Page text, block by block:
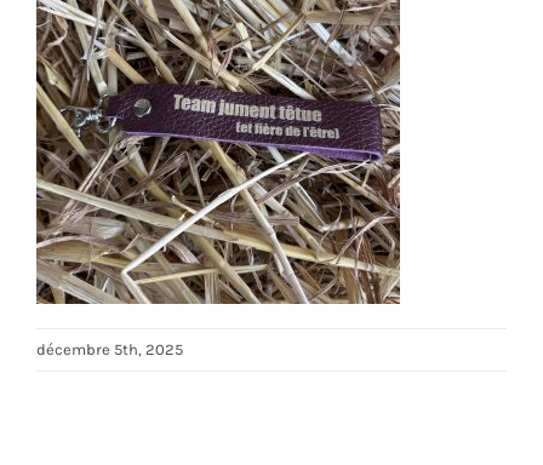
décembre 5th, 2025